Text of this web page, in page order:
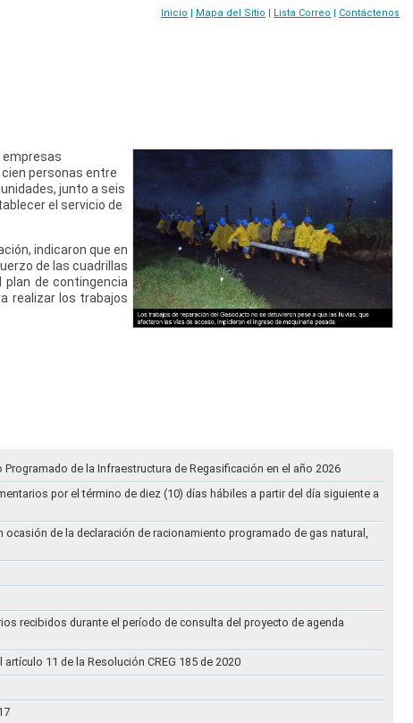
Inicio | Mapa del Sitio | Lista Correo | Contáctenos
empresas
personas entre
junto a seis
el servicio de
indicaron que en
de las cuadrillas
plan de contingencia
realizar los trabajos
de la Infraestructura de Regasificación en el año 2026
por el término de diez (10) días hábiles a partir del día siguiente a
de la declaración de racionamiento programado de gas natural,
recibidos durante el período de consulta del proyecto de agenda
11 de la Resolución CREG 185 de 2020